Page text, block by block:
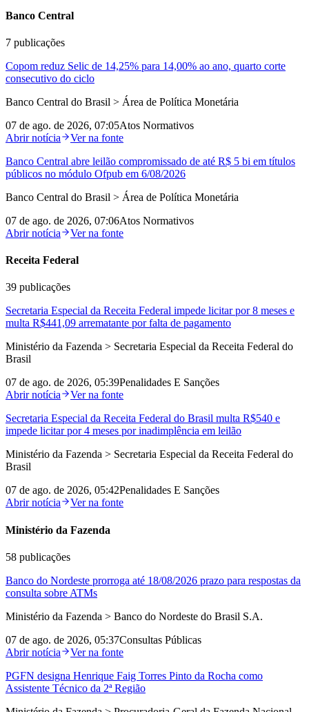
Banco Central
7 publicações
Copom reduz Selic de 14,25% para 14,00% ao ano, quarto corte
consecutivo do ciclo
Banco Central do Brasil > Área de Política Monetária
07 de ago. de 2026, 07:05Atos Normativos
Abrir notícia
Ver na fonte
Banco Central abre leilão compromissado de até R$ 5 bi em títulos
públicos no módulo Ofpub em 6/08/2026
Banco Central do Brasil > Área de Política Monetária
07 de ago. de 2026, 07:06Atos Normativos
Abrir notícia
Ver na fonte
Receita Federal
39 publicações
Secretaria Especial da Receita Federal impede licitar por 8 meses e
multa R$441,09 arrematante por falta de pagamento
Ministério da Fazenda > Secretaria Especial da Receita Federal do
Brasil
07 de ago. de 2026, 05:39Penalidades E Sanções
Abrir notícia
Ver na fonte
Secretaria Especial da Receita Federal do Brasil multa R$540 e
impede licitar por 4 meses por inadimplência em leilão
Ministério da Fazenda > Secretaria Especial da Receita Federal do
Brasil
07 de ago. de 2026, 05:42Penalidades E Sanções
Abrir notícia
Ver na fonte
Ministério da Fazenda
58 publicações
Banco do Nordeste prorroga até 18/08/2026 prazo para respostas da
consulta sobre ATMs
Ministério da Fazenda > Banco do Nordeste do Brasil S.A.
07 de ago. de 2026, 05:37Consultas Públicas
Abrir notícia
Ver na fonte
PGFN designa Henrique Faig Torres Pinto da Rocha como
Assistente Técnico da 2ª Região